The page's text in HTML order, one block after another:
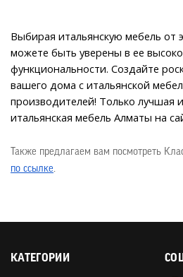
Выбирая итальянскую мебель от
можете быть уверены в ее
функциональности. Создайте
вашего дома с итальянской
производителей! Только лучшая
итальянская мебель Алматы на
Также предлагаем вам посмотреть
по ссылке.
КАТЕГОРИИ